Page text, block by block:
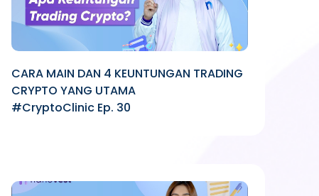
CARA MAIN DAN 4 KEUNTUNGAN TRADING
CRYPTO YANG UTAMA
#CryptoClinic Ep. 30